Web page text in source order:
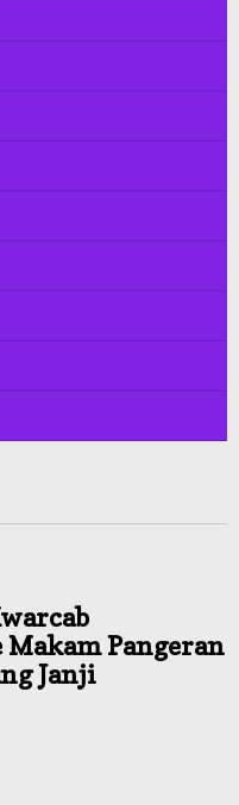
Pangeran
Janji